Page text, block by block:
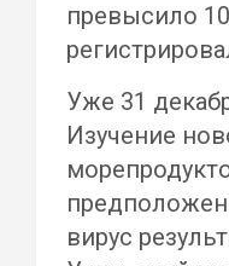
превысило
Уже 31
Изучение
вирус